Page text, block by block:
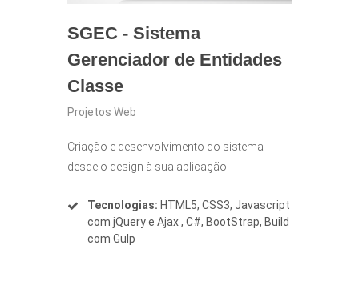
SGEC - Sistema
Gerenciador de Entidades
Classe
Projetos Web
Criação e desenvolvimento do sistema
desde o design à sua aplicação.
Tecnologias: HTML5, CSS3, Javascript
com jQuery e Ajax , C#, BootStrap, Build
com Gulp